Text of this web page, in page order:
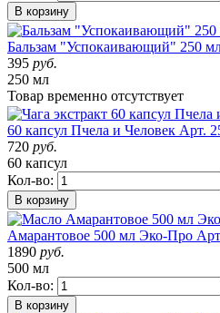
В корзину
Бальзам "Успокаивающий" 250
395 руб.
250 мл
Товар временно отсутствует
60 капсул Пчела и Человек Арт.
720 руб.
60 капсул
Кол-во:
В корзину
Амарантовое 500 мл Эко-Про
1890 руб.
500 мл
Кол-во:
В корзину